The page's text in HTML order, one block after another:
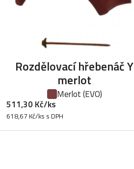
Rozdělovací hřebenáč Y
merlot
Merlot(EVO)
511,30 Kč/ks
618,67 Kč/ks s DPH